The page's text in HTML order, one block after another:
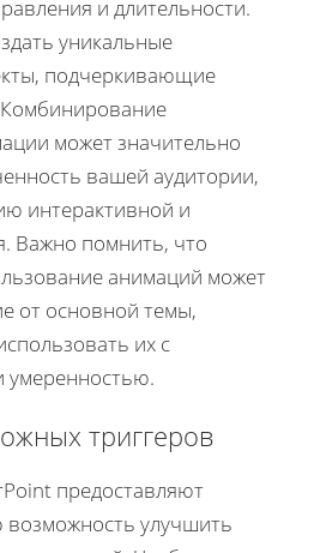
и длительности.
уникальные
подчеркивающие
может значительно
вашей аудитории,
интерактивной и
Важно помнить, что
анимаций может
от основной темы,
их с
умеренностью.
триггеров
предоставляют
улучшить